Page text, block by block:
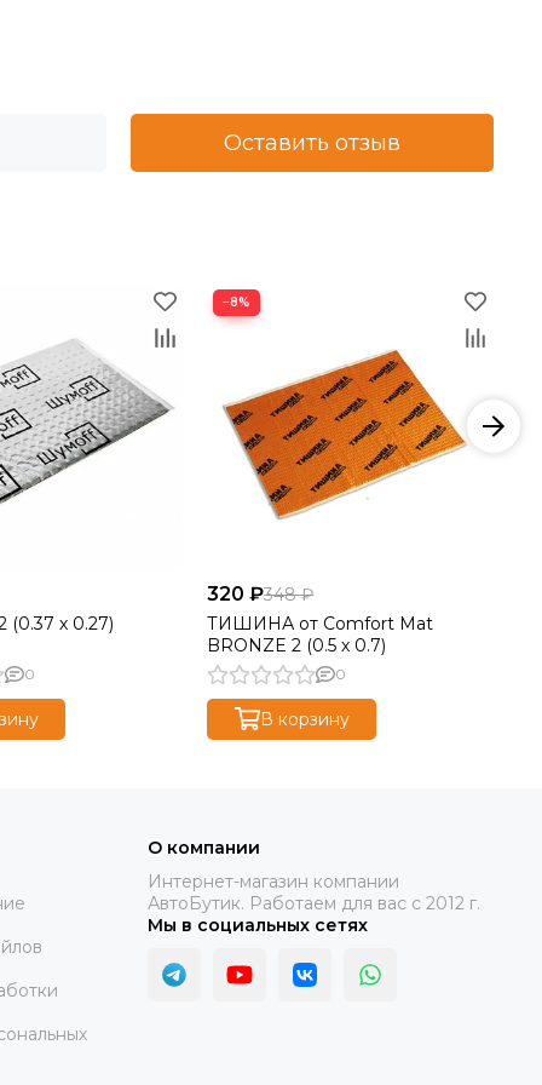
Оставить отзыв
х 0.27)
0
−8%
320 ₽348 ₽
ТИШИНА от Comfort Mat
BRONZE 2 (0.5 х 0.7)
0
В корзину
О компании
Интернет-магазин компании
АвтоБутик. Работаем для вас с 2012 г.
Мы в социальных сетях